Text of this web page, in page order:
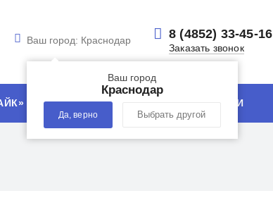
Ваш город: Краснодар
Ваш город
Краснодар
Да, верно Выбрать другой
8 (4852) 33-45-16
Заказать звонок
УСЛУГИ ТЕХНОЛОГИИ